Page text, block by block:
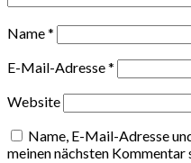
Name*
E-Mail-Adresse*
Website
Name, E-Mail-Adresse
meinen nächsten Kommentar